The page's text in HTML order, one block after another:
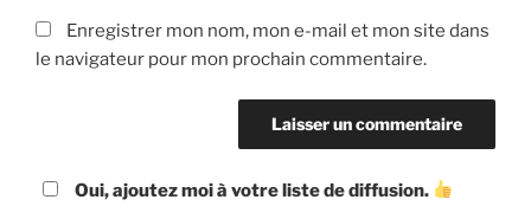
Enregistrer mon nom, mon e-mail et mon site dans
le navigateur pour mon prochain commentaire.
Oui, ajoutez moi à votre liste de diffusion.